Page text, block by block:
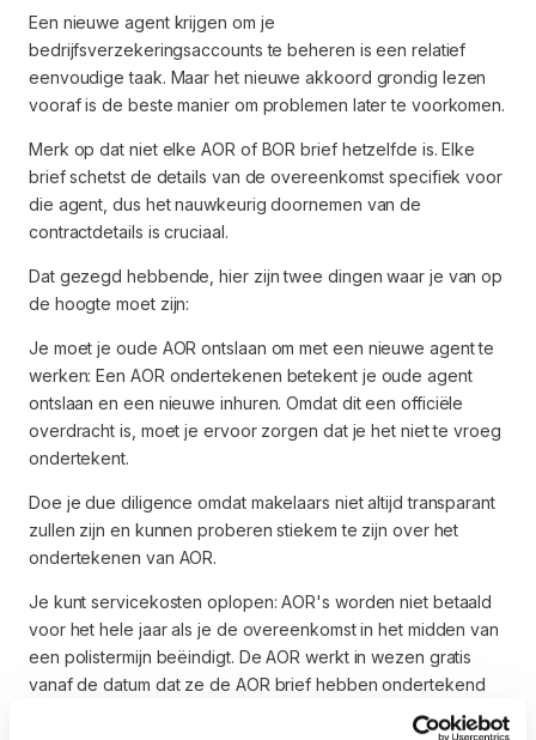
Een nieuwe agent krijgen om je
bedrijfsverzekeringsaccounts te beheren is een relatief
eenvoudige taak. Maar het nieuwe akkoord grondig lezen
vooraf is de beste manier om problemen later te voorkomen.
Merk op dat niet elke AOR of BOR brief hetzelfde is. Elke
brief schetst de details van de overeenkomst specifiek voor
die agent, dus het nauwkeurig doornemen van de
contractdetails is cruciaal.
Dat gezegd hebbende, hier zijn twee dingen waar je van op
de hoogte moet zijn:
Je moet je oude AOR ontslaan om met een nieuwe agent te
werken: Een AOR ondertekenen betekent je oude agent
ontslaan en een nieuwe inhuren. Omdat dit een officiële
overdracht is, moet je ervoor zorgen dat je het niet te vroeg
ondertekent.
Doe je due diligence omdat makelaars niet altijd transparant
zullen zijn en kunnen proberen stiekem te zijn over het
ondertekenen van AOR.
Je kunt servicekosten oplopen: AOR's worden niet betaald
voor het hele jaar als je de overeenkomst in het midden van
een polistermijn beëindigt. De AOR werkt in wezen gratis
vanaf de datum dat ze de AOR brief hebben ondertekend
tot de dag waarop de effectieve datum van de polis begint.